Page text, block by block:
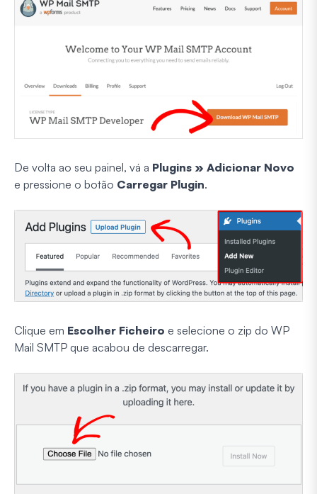
De volta ao seu painel, vá a Plugins » Adicionar Novo
e pressione o botão Carregar Plugin.
Clique em Escolher Ficheiro e selecione o zip do WP
Mail SMTP que acabou de descarregar.